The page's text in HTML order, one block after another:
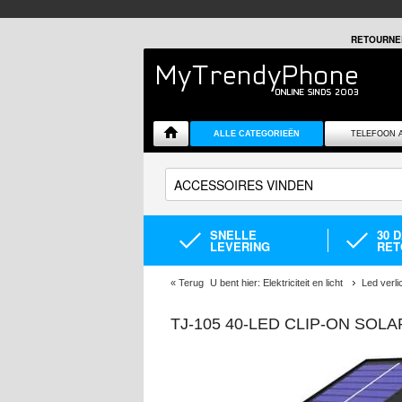
ALLE CATEGORIEËN TELEFOON
SNELLE
LEVERING
30
« Terug U bent hier: Elektriciteit en licht Led
TJ-105 40-LED CLIP-ON